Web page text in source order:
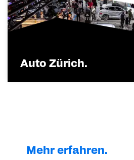
Auto Zürich.
Mehr erfahren.